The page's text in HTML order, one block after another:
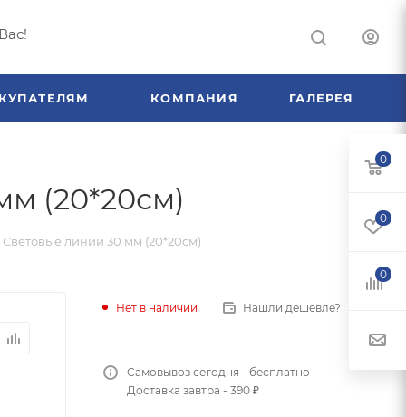
КОМПАНИЯ ГАЛЕРЕЯ
(20*20см)
линии 30 мм (20*20см)
Нет в наличии Нашли дешевле?
Самовывоз сегодня - бесплатно
Доставка завтра - 390 ₽
0
0
0